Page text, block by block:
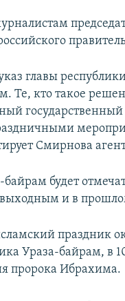
главы
Те, кто такое
Смирнова
будет
и в
праздник
Ураза-байрам, в
пророка Ибрахима.